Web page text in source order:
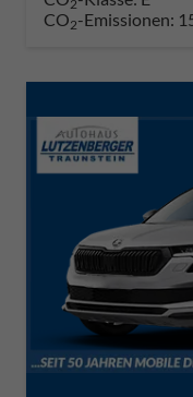
2
CO2-Emissionen: